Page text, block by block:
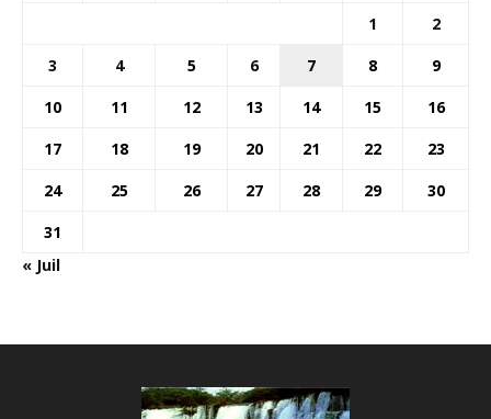
1
2
3
4 5 6 7 8
9
10
11 12 13 14 15
16
17
18 19 20 21 22
23
24
25 26 27 28 29
30
31
« Juil